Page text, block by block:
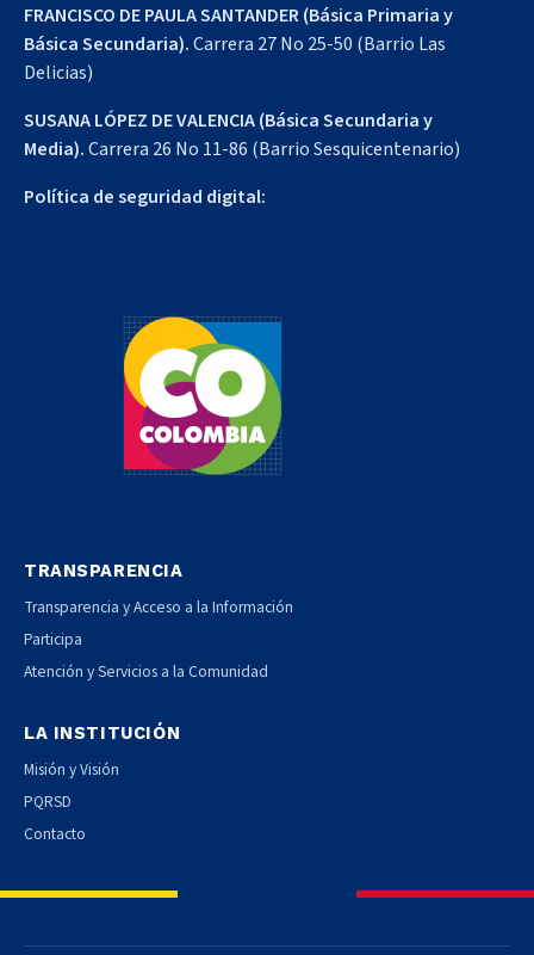
FRANCISCO DE PAULA SANTANDER (Básica Primaria y
Básica Secundaria).Carrera 27 No 25-50 (Barrio Las
Delicias)
SUSANA LÓPEZ DE VALENCIA (Básica Secundaria y
Media).Carrera 26 No 11-86 (Barrio Sesquicentenario)
Política de seguridad digital:
TRANSPARENCIA
Transparencia y Acceso a la Información
Participa
Atención y Servicios a la Comunidad
LA INSTITUCIÓN
Misión y Visión
PQRSD
Contacto